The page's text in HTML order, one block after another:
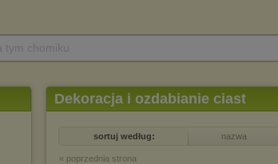
Dekoracja i ozdabianie ciast
sortuj według: nazwa
« poprzednia strona